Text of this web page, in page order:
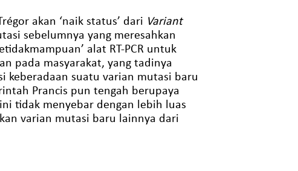
akan ‘naik status’ dari Variant
sebelumnya yang meresahkan
alat RT-PCR untuk
pada masyarakat, yang tadinya
keberadaan suatu varian mutasi baru
Prancis pun tengah berupaya
tidak menyebar dengan lebih luas
varian mutasi baru lainnya dari